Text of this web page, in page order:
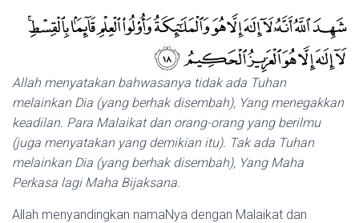
Allah menyatakan bahwasanya tidak ada Tuhan
melainkan Dia (yang berhak disembah), Yang menegakkan
keadilan. Para Malaikat dan orang-orang yang berilmu
(juga menyatakan yang demikian itu). Tak ada Tuhan
melainkan Dia (yang berhak disembah), Yang Maha
Perkasa lagi Maha Bijaksana.
Allah menyandingkan namaNya dengan Malaikat dan